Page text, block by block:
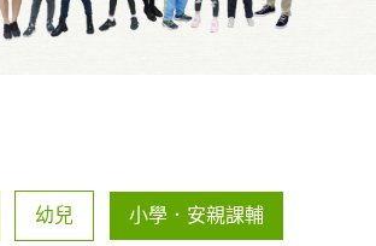
幼兒 小學．安親課輔